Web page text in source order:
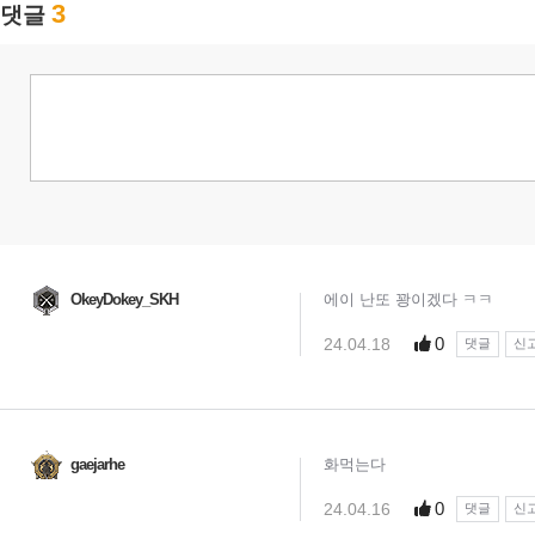
댓글 3
OkeyDokey_SKH 에이 난또 꽝이겠다 ㅋㅋ
24.04.18 0 댓글 신
gaejarhe 화먹는다
24.04.16 0 댓글 신